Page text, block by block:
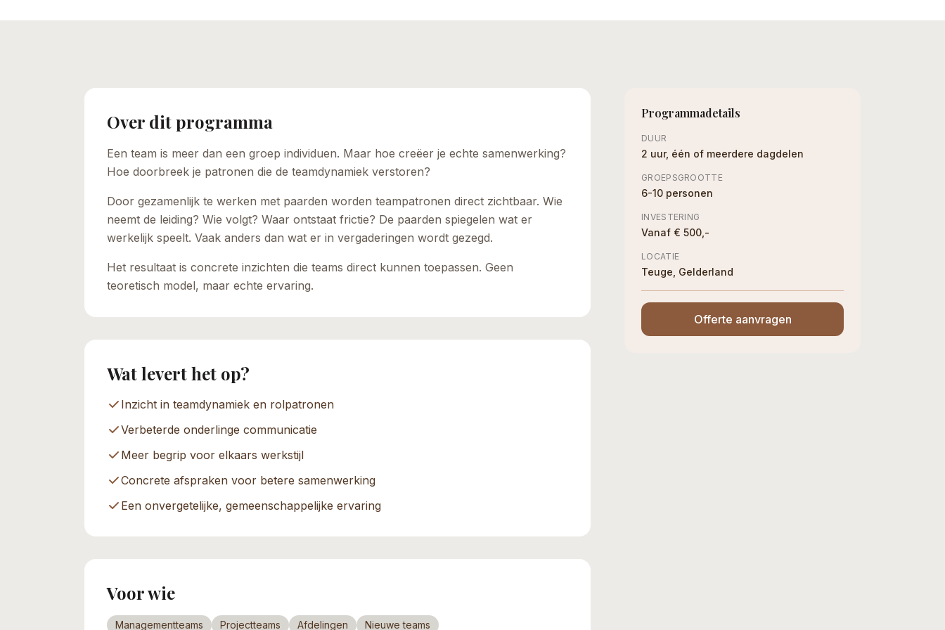
Over dit programma
Een team is meer dan een groep individuen. Maar hoe creëer je echte samenwerking?
Hoe doorbreek je patronen die de teamdynamiek verstoren?
Door gezamenlijk te werken met paarden worden teampatronen direct zichtbaar. Wie
neemt de leiding? Wie volgt? Waar ontstaat frictie? De paarden spiegelen wat er
werkelijk speelt. Vaak anders dan wat er in vergaderingen wordt gezegd.
Het resultaat is concrete inzichten die teams direct kunnen toepassen. Geen
teoretisch model, maar echte ervaring.
Wat levert het op?
Inzicht in teamdynamiek en rolpatronen
Verbeterde onderlinge communicatie
Meer begrip voor elkaars werkstijl
Concrete afspraken voor betere samenwerking
Een onvergetelijke, gemeenschappelijke ervaring
Voor wie
Managementteams Projectteams Afdelingen Nieuwe teams
Programmadetails
DUUR
2 uur, één of meerdere dagdelen
GROEPSGROOTTE
6-10 personen
INVESTERING
Vanaf € 500,-
LOCATIE
Teuge, Gelderland
Offerte aanvragen